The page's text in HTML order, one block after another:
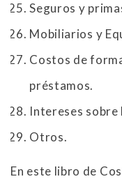
Seguros y
Mobiliarios y
Costos de
préstamos.
Intereses sobre
Otros.
En este libro de